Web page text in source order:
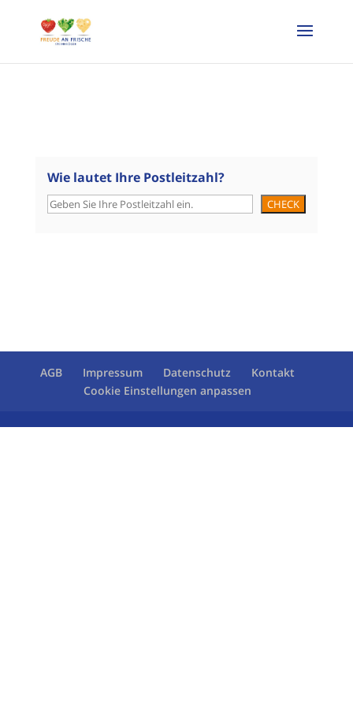
Wie lautet Ihre Postleitzahl?
AGB Impressum Datenschutz
Kontakt
Cookie Einstellungen anpassen